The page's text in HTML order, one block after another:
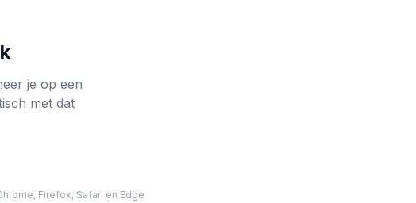
je op een
met dat
Firefox, Safari en Edge